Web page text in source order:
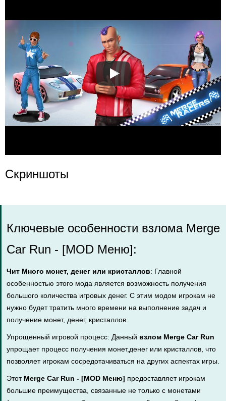
Скриншоты
Ключевые особенности взлома Merge
Car Run - [MOD Меню]:
Чит Много монет, денег или кристаллов: Главной
особенностью этого мода является возможность получения
большого количества игровых денег. С этим модом игрокам не
нужно будет тратить много времени на выполнение задач и
получение монет, денег, кристаллов.
Упрощенный игровой процесс: Данный взлом Merge Car Run
упрощает процесс получения монет,денег или кристаллов, что
позволяет игрокам сосредотачиваться на других аспектах игры.
Этот Merge Car Run - [MOD Меню] предоставляет игрокам
большие преимущества, связанные не только с монетами